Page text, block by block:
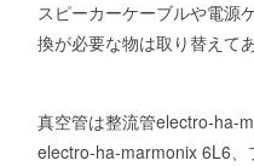
スピーカーケーブルや電源
換が必要な物は取り替えてあ
真空管は整流管electro-ha-
electro-ha-marmonix 6L6